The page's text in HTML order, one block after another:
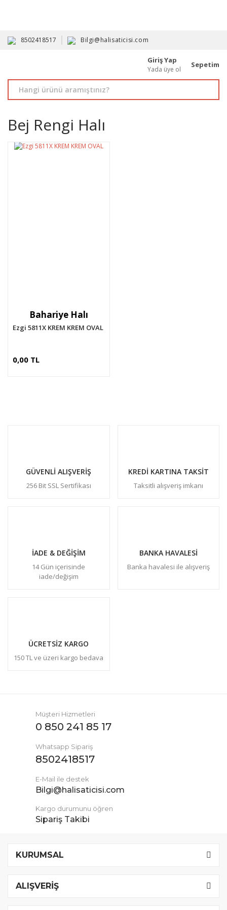
8502418517 Bilgi@halisaticisi.com
Giriş Yap
Yada üye ol
Sepetim
Bej Rengi Halı
Bahariye Halı
Ezgi 5811X KREM KREM OVAL
0,00 TL
GÜVENLİ ALIŞVERİŞ
256 Bit SSL Sertifikası
KREDİ KARTINA TAKSİT
Taksitli alışveriş imkanı
İADE & DEĞİŞİM
14 Gün içerisinde
iade/değişim
BANKA HAVALESİ
Banka havalesi ile alışveriş
ÜCRETSİZ KARGO
150 TL ve üzeri kargo bedava
Müşteri Hizmetleri
0 850 241 85 17
Whatsapp Sipariş
8502418517
E-Mail ile destek
Bilgi@halisaticisi.com
Kargo durumunu öğren
Sipariş Takibi
KURUMSAL
ALIŞVERİŞ